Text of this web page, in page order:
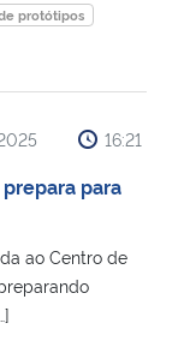
protótipos
16:21
prepara para
ao Centro de